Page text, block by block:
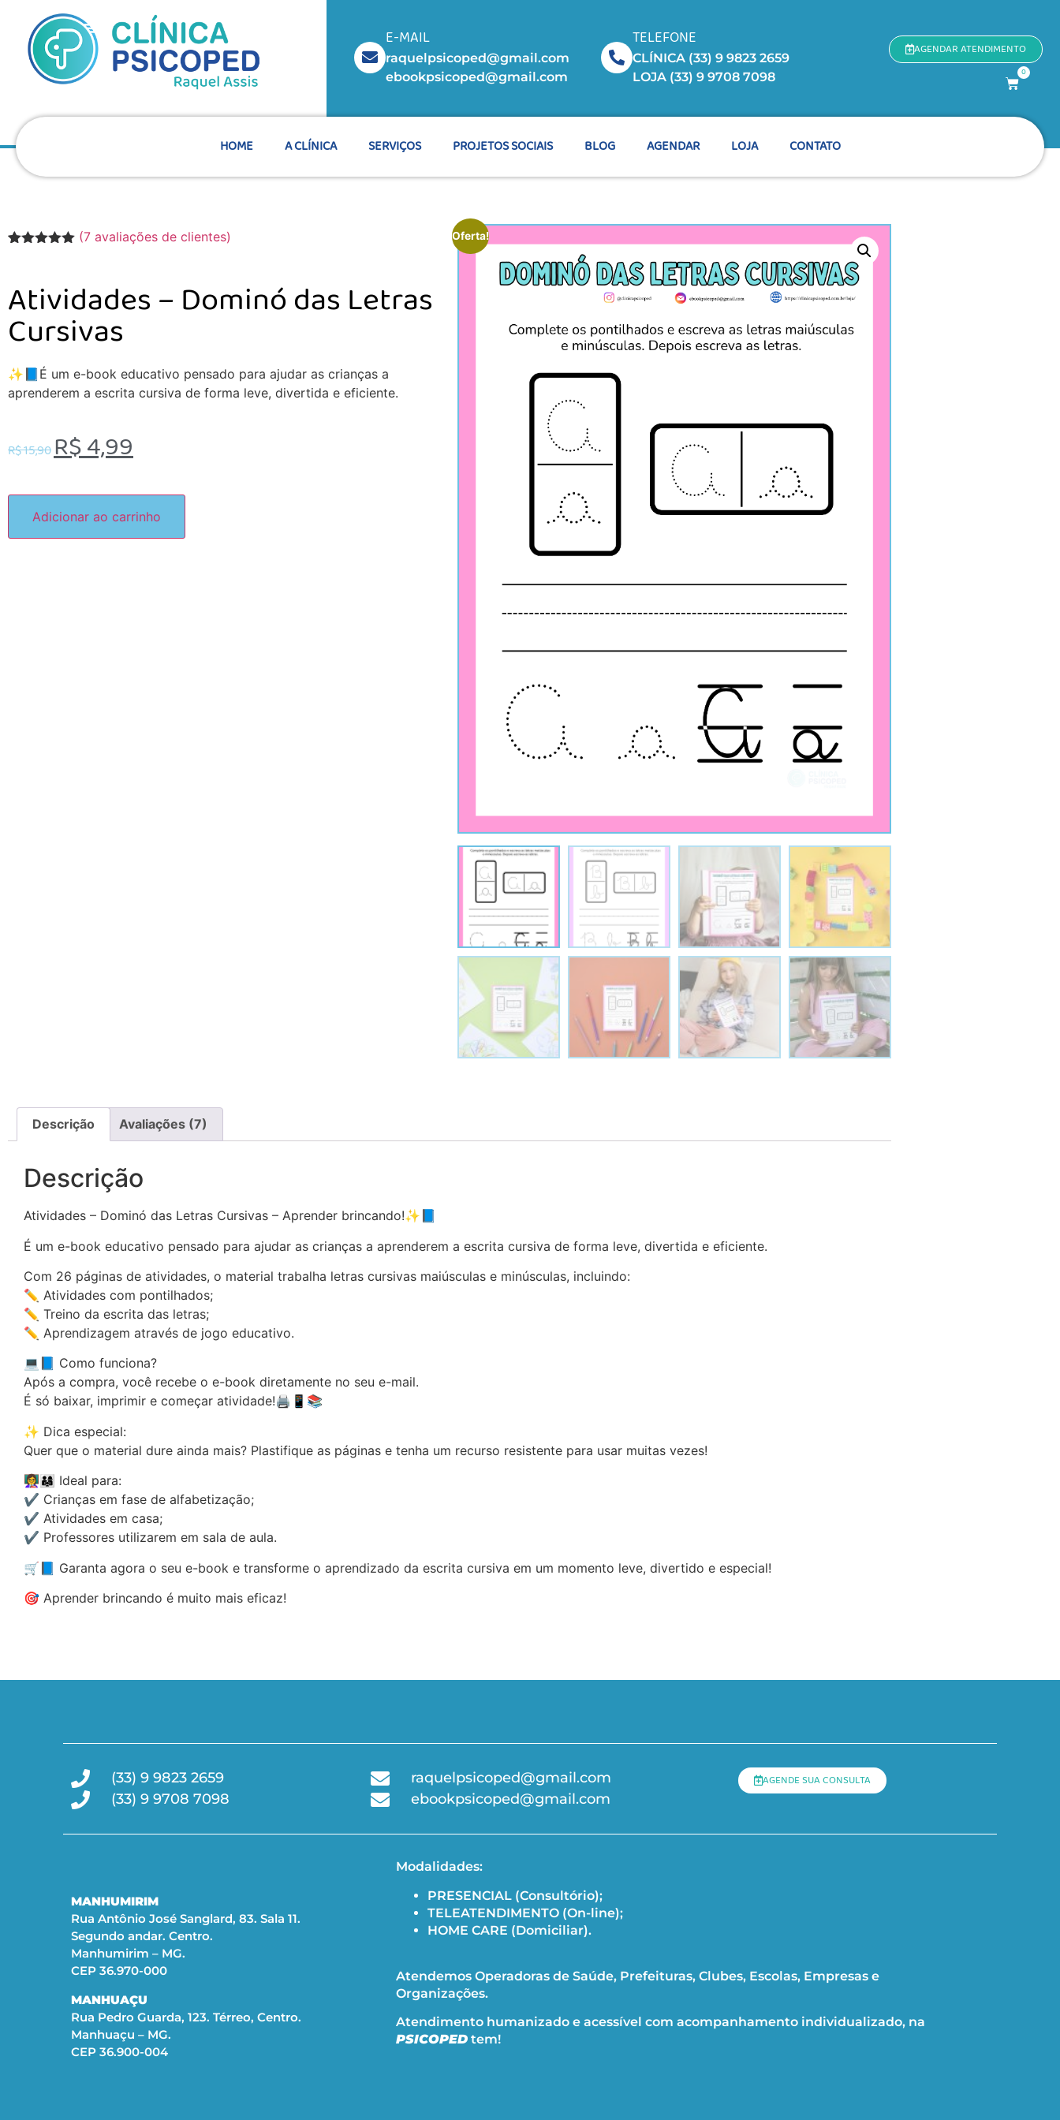
E-MAIL
raquelpsicoped@gmail.com
ebookpsicoped@gmail.com
TELEFONE
CLÍNICA (33) 9 9823 2659
LOJA (33) 9 9708 7098
AGENDAR ATENDIMENTO
0
HOME A CLÍNICA SERVIÇOS PROJETOS SOCIAIS BLOG AGENDAR LOJA CONTATO
baseado
em
avaliações
de clientes
(7 avaliações de clientes)
Atividades – Dominó das Letras
Cursivas
✨📘É um e-book educativo pensado para ajudar as crianças a
aprenderem a escrita cursiva de forma leve, divertida e eficiente.
R$15,90R$4,99
Adicionar ao carrinho
Oferta!
Descrição Avaliações (7)
Descrição
Atividades – Dominó das Letras Cursivas – Aprender brincando!✨📘
É um e-book educativo pensado para ajudar as crianças a aprenderem a escrita cursiva de forma leve, divertida e eficiente.
Com 26 páginas de atividades, o material trabalha letras cursivas maiúsculas e minúsculas, incluindo:
✏️ Atividades com pontilhados;
✏️ Treino da escrita das letras;
✏️ Aprendizagem através de jogo educativo.
💻📘 Como funciona?
Após a compra, você recebe o e-book diretamente no seu e-mail.
É só baixar, imprimir e começar atividade!🖨️📱📚
✨ Dica especial:
Quer que o material dure ainda mais? Plastifique as páginas e tenha um recurso resistente para usar muitas vezes!
👩‍🏫👨‍👩‍👧 Ideal para:
✔️ Crianças em fase de alfabetização;
✔️ Atividades em casa;
✔️ Professores utilizarem em sala de aula.
🛒📘 Garanta agora o seu e-book e transforme o aprendizado da escrita cursiva em um momento leve, divertido e especial!
🎯 Aprender brincando é muito mais eficaz!
(33) 9 9823 2659
(33) 9 9708 7098
raquelpsicoped@gmail.com
ebookpsicoped@gmail.com
AGENDE SUA CONSULTA
MANHUMIRIM
Rua Antônio José Sanglard, 83. Sala 11.
Segundo andar. Centro.
Manhumirim – MG.
CEP 36.970-000
MANHUAÇU
Rua Pedro Guarda, 123. Térreo, Centro.
Manhuaçu – MG.
CEP 36.900-004
Modalidades:
PRESENCIAL (Consultório);
TELEATENDIMENTO (On-line);
HOME CARE (Domiciliar).
Atendemos Operadoras de Saúde, Prefeituras, Clubes, Escolas, Empresas e
Organizações.
Atendimento humanizado e acessível com acompanhamento individualizado, na
PSICOPED tem!